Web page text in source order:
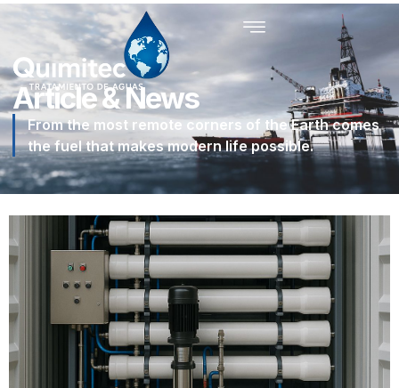
Article & News
From the most remote corners of the Earth comes
the fuel that makes modern life possible.